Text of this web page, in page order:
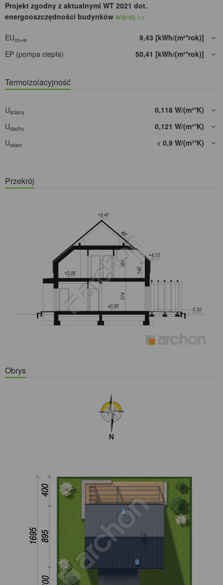
Projekt zgodny z aktualnymi WT 2021 dot.
energooszczędności budynków więcej >>
EUco+w
9,43 [kWh/(m²*rok)]
EP (pompa ciepła)
50,41 [kWh/(m²*rok)]
Termoizolacyjność
Uściany
0,118 W/(m²*K)
Udachu
0,121 W/(m²*K)
Uokien < 0,9 W/(m²*K)
Przekrój
Obrys